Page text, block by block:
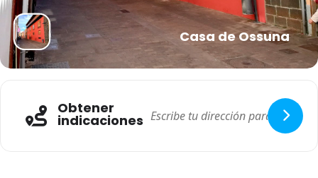
Casa de Ossuna
Obtener
indicaciones